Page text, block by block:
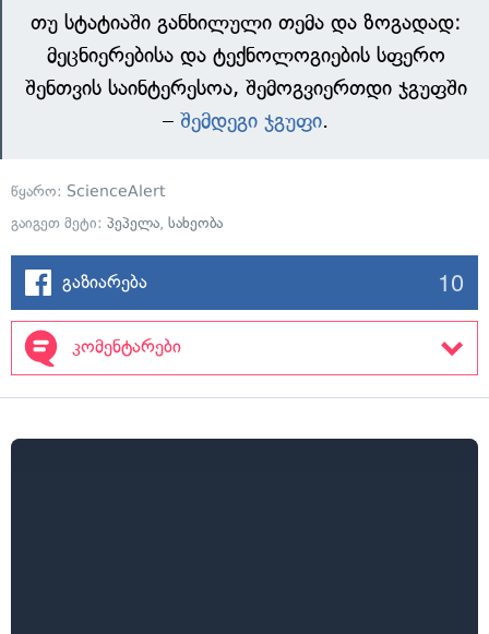
თუ სტატიაში განხილული თემა და ზოგადად:
მეცნიერებისა და ტექნოლოგიების სფერო
შენთვის საინტერესოა, შემოგვიერთდი ჯგუფში
– შემდეგი ჯგუფი.
წყარო: ScienceAlert
გაიგეთ მეტი: პეპელა, სახეობა
გაზიარება 10
კომენტარები